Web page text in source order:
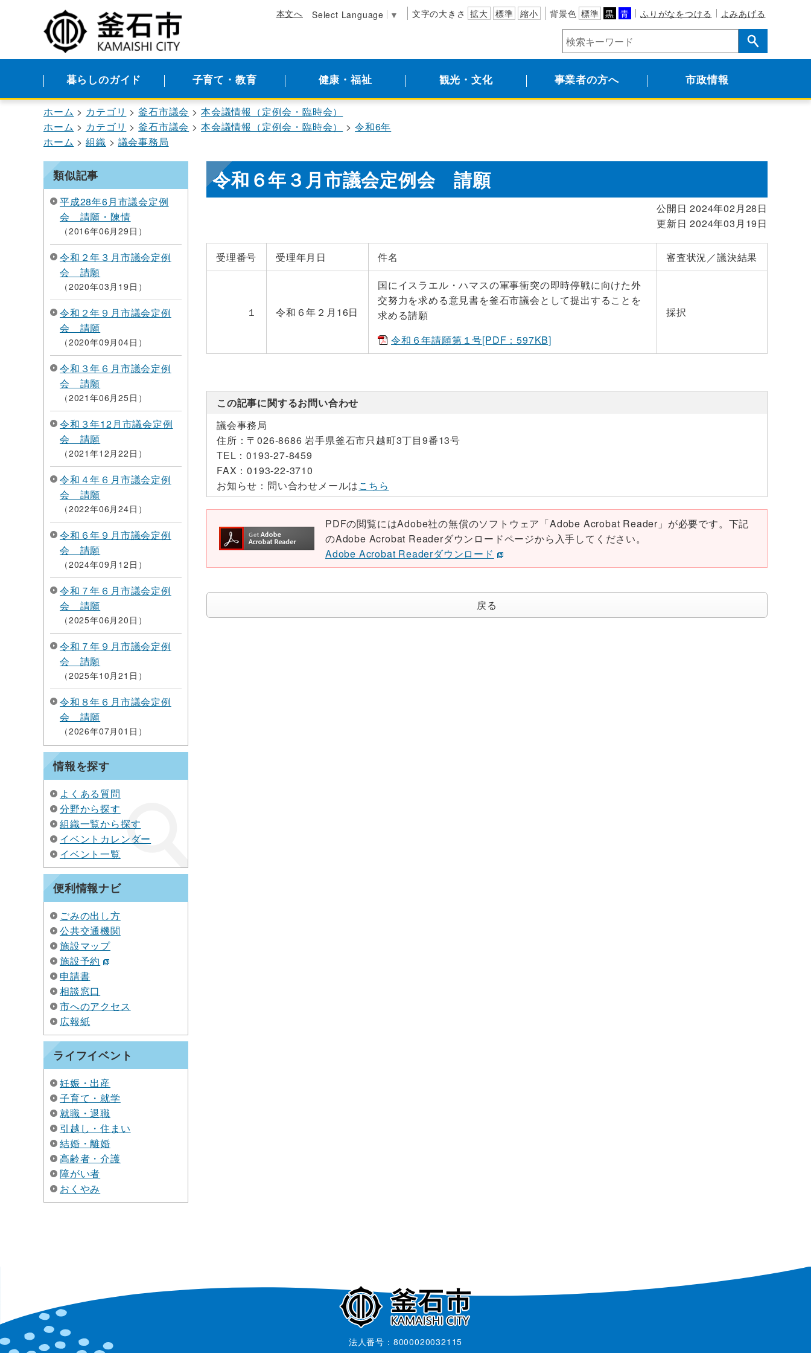
本文へ Select Language ▼ 文字の大きさ 拡大 標準 縮小 背景色 標準 黒 青 ふりがなをつける よみあげる
暮らしのガイド 子育て・教育 健康・福祉 観光・文化 事業者の方へ 市政情報
ホーム カテゴリ 釜石市議会
本会議情報（定例会・臨時会）
ホーム
カテゴリ 釜石市議会 本会議情報（定例会・臨時会）
令和6年
ホーム
組織 議会事務局
類似記事
平成28年6月市議会定例
会 請願・陳情
2016年06月29日
令和２年３月市議会定例
会 請願
2020年03月19日
令和２年９月市議会定例
会 請願
2020年09月04日
令和３年６月市議会定例
会 請願
2021年06月25日
令和３年12月市議会定例
会 請願
2021年12月22日
令和４年６月市議会定例
会 請願
2022年06月24日
令和６年９月市議会定例
会 請願
2024年09月12日
令和７年６月市議会定例
会 請願
2025年06月20日
令和７年９月市議会定例
会 請願
2025年10月21日
令和８年６月市議会定例
会 請願
2026年07月01日
情報を探す
よくある質問
分野から探す
組織一覧から探す
イベントカレンダー
イベント一覧
便利情報ナビ
ごみの出し方
公共交通機関
施設マップ
施設予約
申請書
相談窓口
市へのアクセス
広報紙
ライフイベント
妊娠・出産
子育て・就学
就職・退職
引越し・住まい
結婚・離婚
高齢者・介護
障がい者
おくやみ
令和６年３月市議会定例会 請願
公開日 2024年02月28日
更新日 2024年03月19日
受理番号 受理年月日 件名 審査状況／議決結果
１ 令和６年２月16日
国にイスラエル・ハマスの軍事衝突の即時停戦に向けた外
交努力を求める意見書を釜石市議会として提出することを
求める請願
令和６年請願第１号[PDF：597KB]
採択
この記事に関するお問い合わせ
議会事務局
住所： 〒026-8686 岩手県釜石市只越町3丁目9番13号
TEL：0193-27-8459
FAX：0193-22-3710
お知らせ： 問い合わせメールはこちら
PDFの閲覧にはAdobe社の無償のソフトウェア「Adobe Acrobat Reader」が必要です。下記
のAdobe Acrobat Readerダウンロードページから入手してください。
Adobe Acrobat Readerダウンロード
戻る
法人番号：8000020032115